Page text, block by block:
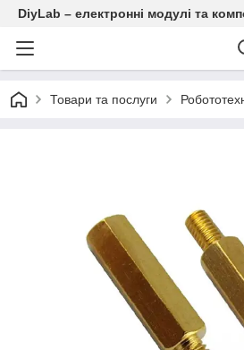
DiyLab – електронні модулі та
Товари та послуги